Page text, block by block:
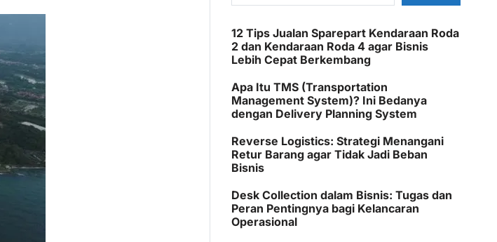
12 Tips Jualan Sparepart Kendaraan Roda
2 dan Kendaraan Roda 4 agar Bisnis
Lebih Cepat Berkembang
Apa Itu TMS (Transportation
Management System)? Ini Bedanya
dengan Delivery Planning System
Reverse Logistics: Strategi Menangani
Retur Barang agar Tidak Jadi Beban
Bisnis
Desk Collection dalam Bisnis: Tugas dan
Peran Pentingnya bagi Kelancaran
Operasional